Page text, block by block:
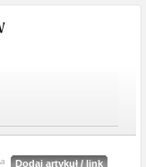
Dodaj artykuł / link